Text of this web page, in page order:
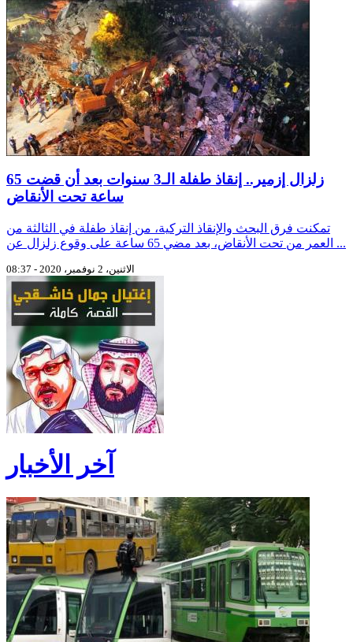
زلزال إزمير.. إنقاذ طفلة الـ3 سنوات بعد أن قضت 65
ساعة تحت الأنقاض
تمكنت فرق البحث والإنقاذ التركية، من إنقاذ طفلة في الثالثة من
العمر من تحت الأنقاض، بعد مضي 65 ساعة على وقوع زلزال عن ...
الاثنين، 2 نوفمبر، 2020 - 08:37
آخر الأخبار